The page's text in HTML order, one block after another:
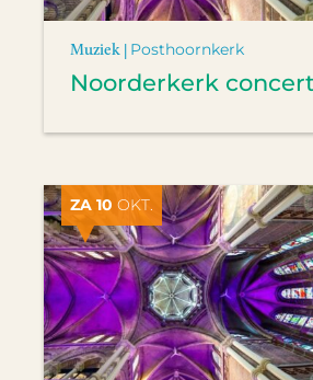
Muziek | Posthoornkerk
Noorderkerk
ZA 10 OKT.